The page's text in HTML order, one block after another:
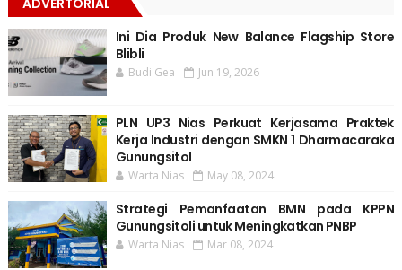
ADVERTORIAL
Ini Dia Produk New Balance Flagship Store
Blibli
Budi Gea Jun 19, 2026
PLN UP3 Nias Perkuat Kerjasama Praktek
Kerja Industri dengan SMKN 1 Dharmacaraka
Gunungsitol
Warta Nias May 08, 2024
Strategi Pemanfaatan BMN pada KPPN
Gunungsitoli untuk Meningkatkan PNBP
Warta Nias Mar 08, 2024